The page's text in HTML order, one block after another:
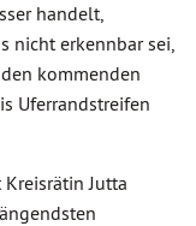
handelt,
nicht erkennbar sei,
kommenden
Uferrandstreifen
Jutta